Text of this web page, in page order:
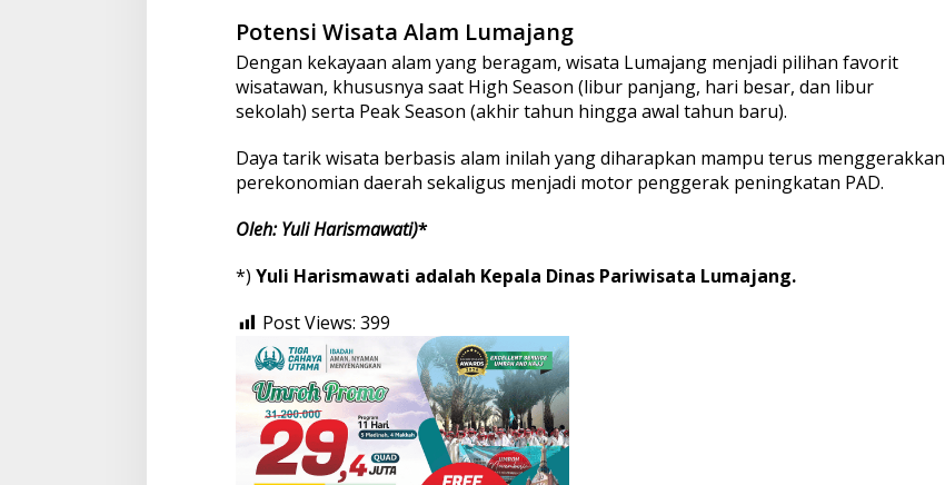
Potensi Wisata Alam Lumajang
Dengan kekayaan alam yang beragam, wisata Lumajang menjadi pilihan favorit
wisatawan, khususnya saat High Season (libur panjang, hari besar, dan libur
sekolah) serta Peak Season (akhir tahun hingga awal tahun baru).
Daya tarik wisata berbasis alam inilah yang diharapkan mampu terus menggerakkan
perekonomian daerah sekaligus menjadi motor penggerak peningkatan PAD.
Oleh: Yuli Harismawati)*
*) Yuli Harismawati adalah Kepala Dinas Pariwisata Lumajang.
Post Views: 399